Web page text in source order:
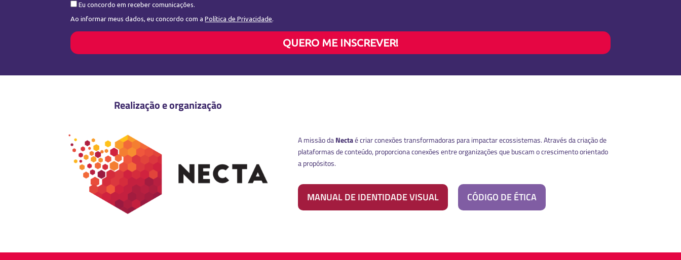
Eu concordo em receber comunicações.
Ao informar meus dados, eu concordo com aPolítica de Privacidade.
QUERO ME INSCREVER!
Realização e organização
A missão daNectaé criar conexões transformadoras para impactar ecossistemas. Através da criação de
plataformas de conteúdo, proporciona conexões entre organizações que buscam o crescimento orientado
a propósitos.
MANUAL DE IDENTIDADE VISUAL CÓDIGO DE ÉTICA